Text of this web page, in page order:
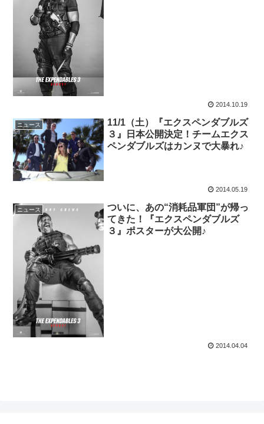
2014.10.19
ニュース
11/1（土）『エクスペンダブルズ
３』日本公開決定！チームエクス
ペンダブルズはカンヌで大暴れ♪
2014.05.19
ニュース
ついに、あの“消耗品軍団”が帰っ
てきた！『エクスペンダブルズ
３』ポスターが大公開♪
2014.04.04